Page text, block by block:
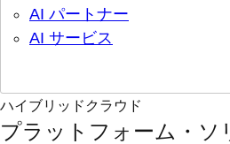
AI パートナー
AI サービス
ハイブリッドクラウド
プラットフォーム・ソ